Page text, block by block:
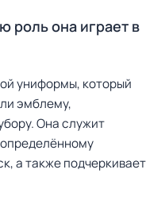
роль она играет в
униформы, который
эмблему,
Она служит
а также подчеркивает